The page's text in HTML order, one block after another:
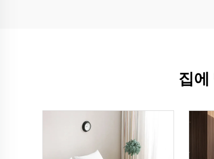
집에